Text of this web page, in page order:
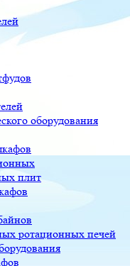
оборудования
плит
ротационных печей